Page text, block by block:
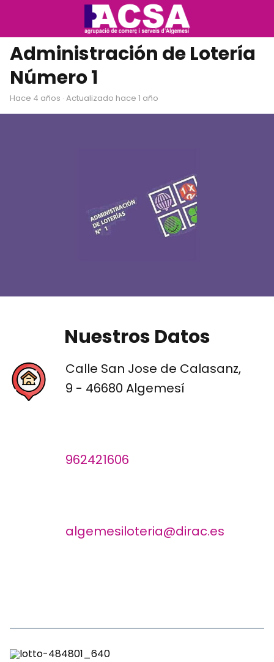
Administración de Lotería
Número 1
hace 4 años · Actualizado hace 1 año
Nuestros Datos
Calle San Jose de Calasanz,
9 - 46680 Algemesí
962421606
algemesiloteria@dirac.es